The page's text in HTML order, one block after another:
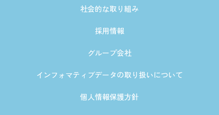
社会的な取り組み
採用情報
グループ会社
インフォマティブデータの取り扱いについて
個人情報保護方針